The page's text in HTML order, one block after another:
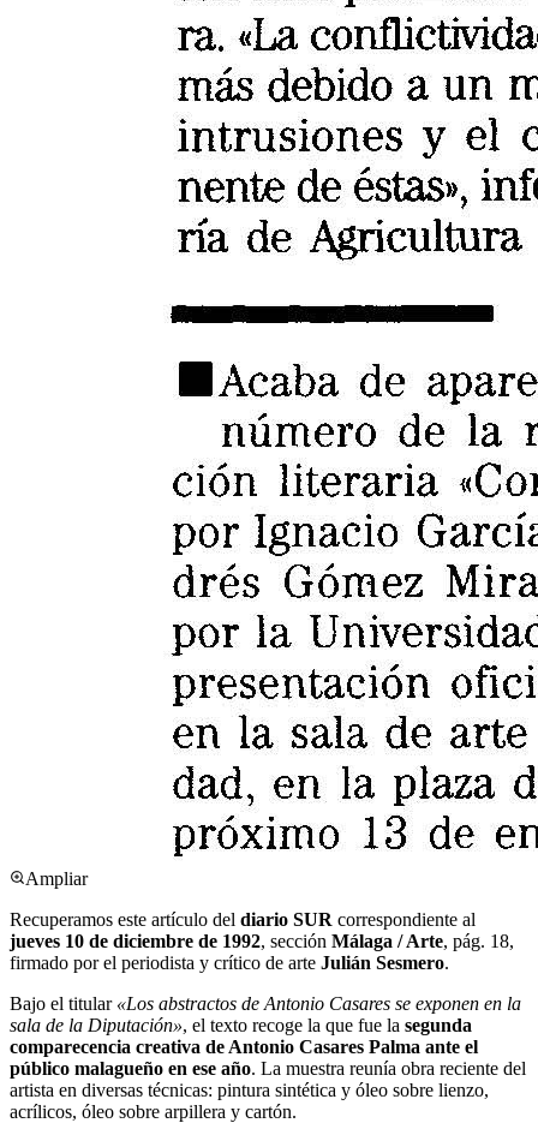
Ampliar
Recuperamos este artículo del diario SUR correspondiente al
jueves 10 de diciembre de 1992, sección Málaga / Arte, pág. 18,
firmado por el periodista y crítico de arte Julián Sesmero.
Bajo el titular «Los abstractos de Antonio Casares se exponen en la
sala de la Diputación», el texto recoge la que fue la segunda
comparecencia creativa de Antonio Casares Palma ante el
público malagueño en ese año. La muestra reunía obra reciente del
artista en diversas técnicas: pintura sintética y óleo sobre lienzo,
acrílicos, óleo sobre arpillera y cartón.